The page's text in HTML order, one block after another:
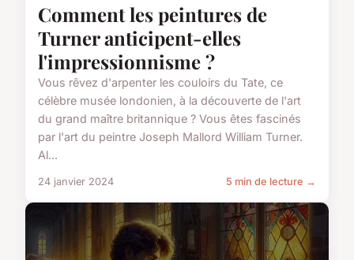
Comment les peintures de
Turner anticipent-elles
l'impressionnisme ?
Vous rêvez d'arpenter les couloirs du Tate, ce
célèbre musée londonien, à la découverte de l'art
du grand maître britannique ? Vous êtes fascinés
par l'art du peintre Joseph Mallord William Turner.
Al...
24 janvier 2024 5 min de lecture →